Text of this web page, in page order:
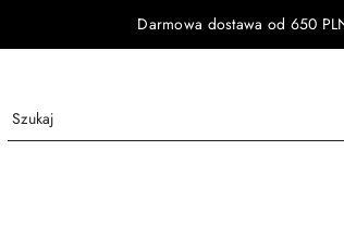
Darmowa dostawa od 650